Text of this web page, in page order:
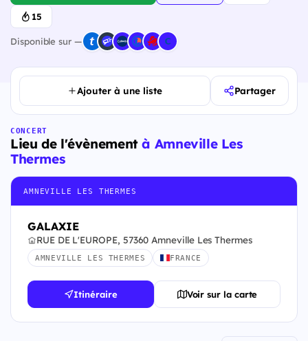
15
Disponible sur —
Ajouter à une liste Partager
CONCERT
Lieu de l'évènementà Amneville Les
Thermes
AMNEVILLE LES THERMES
GALAXIE
RUE DE L'EUROPE, 57360 Amneville Les Thermes
AMNEVILLE LES THERMES FRANCE
Itinéraire Voir sur la carte